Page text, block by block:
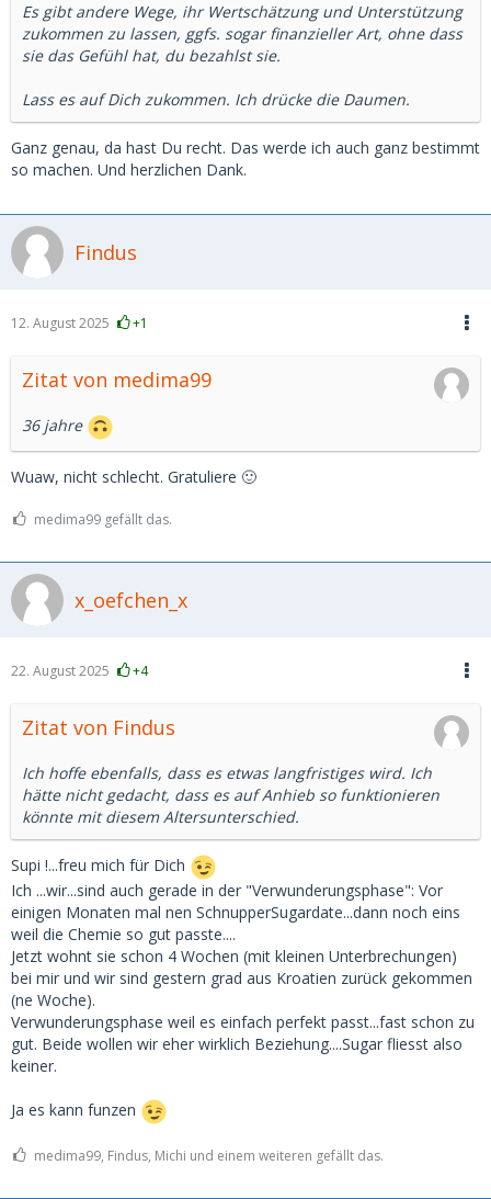
Es gibt andere Wege, ihr Wertschätzung und Unterstützung
zukommen zu lassen, ggfs. sogar finanzieller Art, ohne dass
sie das Gefühl hat, du bezahlst sie.
Lass es auf Dich zukommen. Ich drücke die Daumen.
Ganz genau, da hast Du recht. Das werde ich auch ganz bestimmt
so machen. Und herzlichen Dank.
Findus
12. August 2025 +1
Zitat von medima99
36 jahre
Wuaw, nicht schlecht. Gratuliere 🙂
medima99 gefällt das.
x_oefchen_x
22. August 2025 +4
Zitat von Findus
Ich hoffe ebenfalls, dass es etwas langfristiges wird. Ich
hätte nicht gedacht, dass es auf Anhieb so funktionieren
könnte mit diesem Altersunterschied.
Supi !...freu mich für Dich
Ich ...wir...sind auch gerade in der "Verwunderungsphase": Vor
einigen Monaten mal nen SchnupperSugardate...dann noch eins
weil die Chemie so gut passte....
Jetzt wohnt sie schon 4 Wochen (mit kleinen Unterbrechungen)
bei mir und wir sind gestern grad aus Kroatien zurück gekommen
(ne Woche).
Verwunderungsphase weil es einfach perfekt passt...fast schon zu
gut. Beide wollen wir eher wirklich Beziehung....Sugar fliesst also
keiner.
Ja es kann funzen
medima99, Findus, Michi und einem weiteren gefällt das.